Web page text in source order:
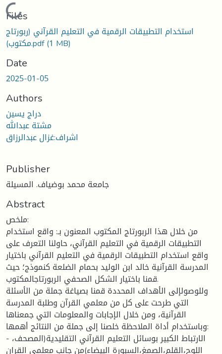
Loading...
Files
استخدام التطبيقات الرقمية في التعليم القرآني (ربورتاج
مكتوب).pdf(1 MB)
Date
2025-01-05
Authors
دراج يسين
مشتة عبدالله
اشراف:غزال عبدالرزاق
Publisher
جامعة محمد بوضياف. المسيلة
Abstract
ملخص:
من خلال هذا الربورتاج المكتوب المعنون بـ: واقع استخدام
التطبيقات الرقمية في التعليم القرآني، حاولنا التعرف على
واقع استخدام التطبيقات الرقمية في التعليم القرآني باختيار
المدرسة القرآنية خالد ابن الوليد بحمام الضلعة كنموذج؛ حيث
قمنا باختيار الشكل الصحفي الربورتاجالمكتوب.
وللوصولإلى الأهداف المحددة قمنا بصياغة جملة من الأسئلة
التي طرحت على كل من معلمي القرآن وطلبة المدرسة
القرآنية، ومن خلال الإجابات والمعلومات التي جمعناها
وباستخدام أداة الملاحظة خلصنا إلى جملة من النتائج أهمها:
- الارتباط الكبير بوسائل التعليم القرآني التقليدية(المصحف،
اللوح،القلم،الصمغ،السبورة البيضاء)من جانب معلمي القران